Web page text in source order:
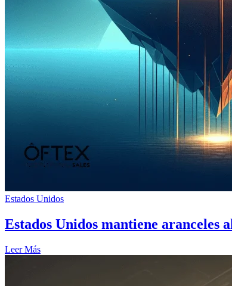
Estados Unidos
Estados Unidos mantiene aranceles
Leer Más